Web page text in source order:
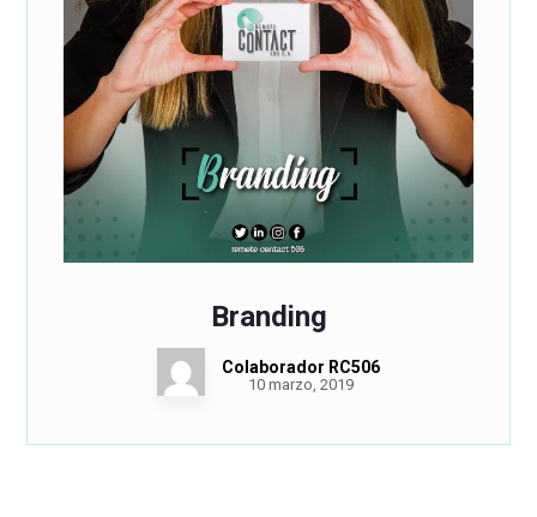
Branding
Colaborador RC506
10 marzo, 2019